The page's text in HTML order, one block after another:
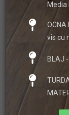
Media
OCNA
vis cu
BLAJ